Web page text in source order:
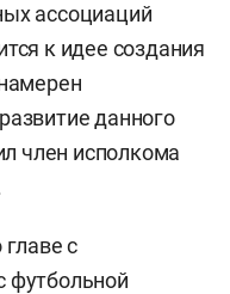
ассоциаций
к идее создания
данного
член исполкома
с
футбольной